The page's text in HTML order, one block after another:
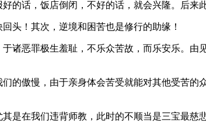
话，饭店倒闭，不好的话，就会兴隆。后来
！其次，逆境和困苦也是修行的助缘！
恶罪极生羞耻，不乐众苦故，而乐安乐。由
傲慢，由于亲身体会苦受就能对其他受苦的
在我们违背师教，此时的不顺当是三宝最慈